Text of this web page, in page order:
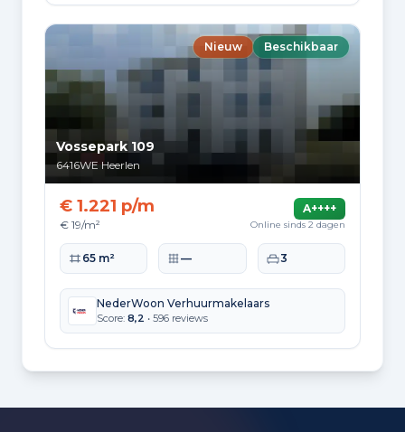
Gas: 1.013 • Elektriciteit: 2.728
Huurwoning
Gas: 708 • Elektriciteit: 2.003
Gas: 908 • Elektriciteit: 2.784
Tussenwoning
Gas: 888 • Elektriciteit: 2.552
Gas: 1.472 • Elektriciteit: 3.817
Twee-onder-één-kap woning
Gas: 1.124 • Elektriciteit: 2.986
Nieuw Beschikbaar
Vossepark 109
6416WE Heerlen
€ 1.221 p/m
€ 19/m²
A++++
Online sinds 2 dagen
Woonoppervlakte
65 m² Perceeloppervlakte
— Slaapkamers
3
NederWoon Verhuurmakelaars
Score: 8,2 • 596 reviews